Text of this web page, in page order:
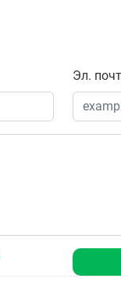
Эл.